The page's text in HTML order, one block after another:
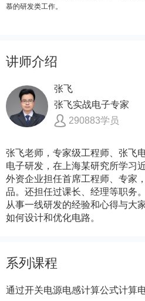
慕的研发类工作。
讲师介绍
张飞
张飞实战电子专家
290883学员
张飞老师，专家级工程师、张飞
电子研发，在上海某研究所学习
外资企业担任首席工程师、专家
品。还担任过课长、经理等职务
从事一线研发的经验和心得与大
如何设计和优化电路。
系列课程
通过开关电源电感计算公式计算